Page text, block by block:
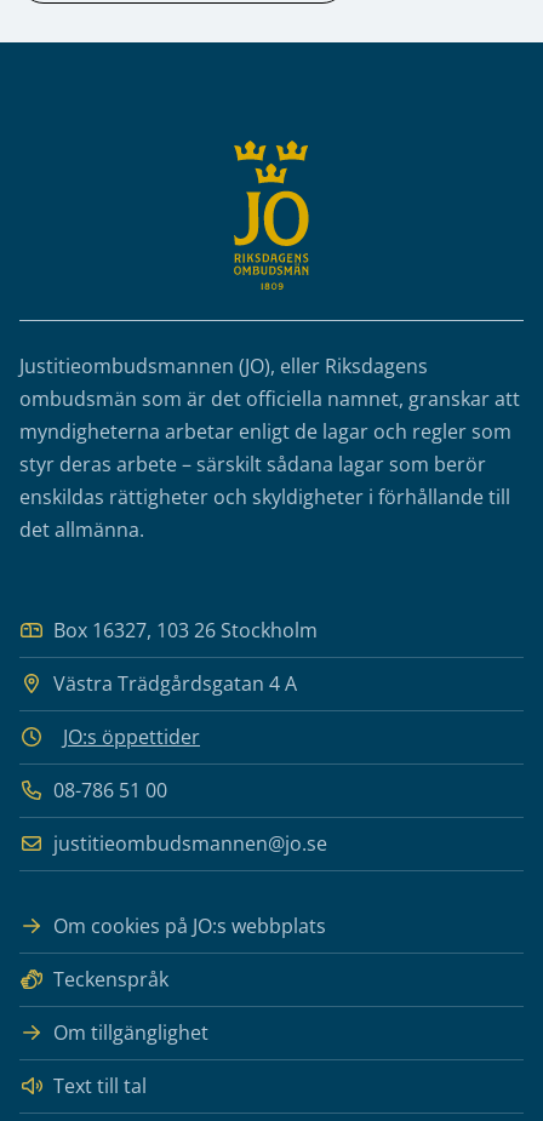
Justitieombudsmannen (JO), eller Riksdagens
ombudsmän som är det officiella namnet, granskar att
myndigheterna arbetar enligt de lagar och regler som
styr deras arbete – särskilt sådana lagar som berör
enskildas rättigheter och skyldigheter i förhållande till
det allmänna.
Box 16327, 103 26 Stockholm
Västra Trädgårdsgatan 4 A
JO:s öppettider
08-786 51 00
justitieombudsmannen@jo.se
Om cookies på JO:s webbplats
Teckenspråk
Om tillgänglighet
Text till tal